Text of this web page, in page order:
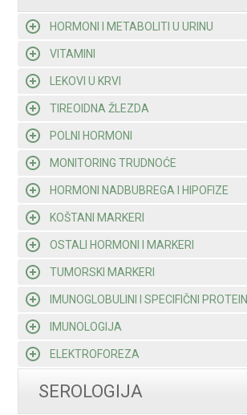
HORMONI I METABOLITI U URINU
VITAMINI
LEKOVI U KRVI
TIREOIDNA ŽLEZDA
POLNI HORMONI
MONITORING TRUDNOĆE
HORMONI NADBUBREGA I HIPOFIZE
KOŠTANI MARKERI
OSTALI HORMONI I MARKERI
TUMORSKI MARKERI
IMUNOGLOBULINI I SPECIFIČNI PROTEINI
IMUNOLOGIJA
ELEKTROFOREZA
SEROLOGIJA